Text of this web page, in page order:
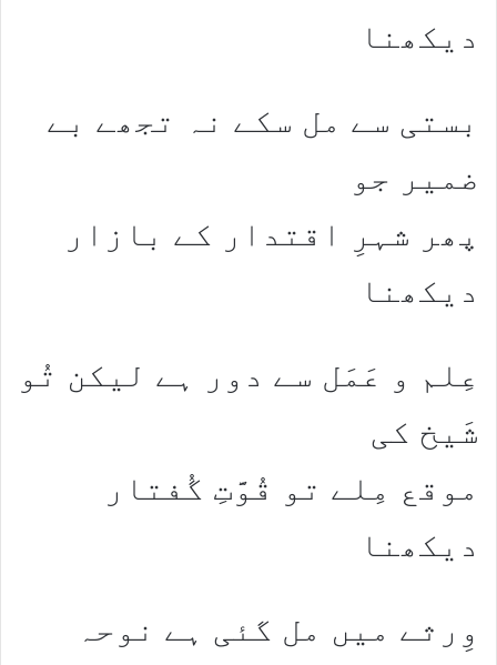
دیکھنا
بستی سے مل سکے نہ تجھے بے
ضمیر جو
پھر شہرِ اقتدار کے بازار
دیکھنا
عِلم و عَمَل سے دور ہے لیکن تُو
شَیخ کی
موقع مِلے تو قُوَّتِ گُفتار
دیکھنا
وِرثے میں مل گئی ہے نوحہ